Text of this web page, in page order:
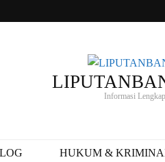
Informasi
HUKUM &